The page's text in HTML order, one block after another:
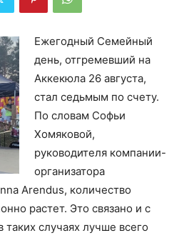
Ежегодный Семейный
день, отгремевший на
Аккекюла 26 августа,
стал седьмым по счету.
По словам Софьи
Хомяковой,
руководителя компании-
организатора
Arendus, количество
растет. Это связано и с
случаях лучше всего